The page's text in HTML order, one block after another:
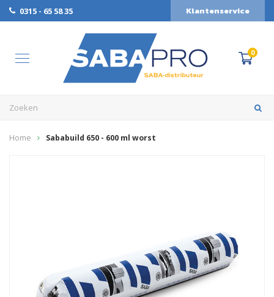
0315 - 65 58 35 Klantenservice
0
Home Sababuild 650 - 600 ml worst